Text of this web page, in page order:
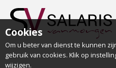
Cookies
Om u beter van dienst te kunnen
gebruik van cookies. Klik op
wijzigen.